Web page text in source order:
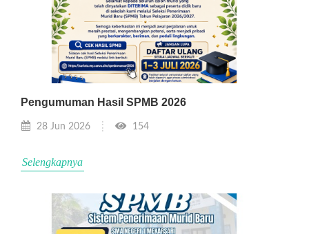
Pengumuman Hasil SPMB 2026
28 Jun 2026 154
Selengkapnya